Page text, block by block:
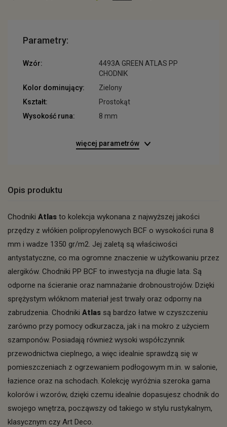
Parametry:
Wzór:
4493A GREEN ATLAS PP
CHODNIK
Kolor dominujący:
Zielony
Kształt:
Prostokąt
Wysokość runa:
8 mm
więcej parametrów
Opis produktu
Chodniki Atlas to kolekcja wykonana z najwyższej jakości
przędzy z włókien polipropylenowych BCF o wysokości runa 8
mm i wadze 1350 gr/m2. Jej zaletą są właściwości
antystatyczne, co ma ogromne znaczenie w użytkowaniu przez
alergików. Chodniki PP BCF to inwestycja na długie lata. Są
odporne na ścieranie oraz namnażanie drobnoustrojów. Dzięki
sprężystym włóknom materiał jest trwały oraz odporny na
zabrudzenia. Chodniki Atlas są bardzo łatwe w czyszczeniu
zarówno przy pomocy odkurzacza, jak i na mokro z użyciem
szamponów. Posiadają również wysoki współczynnik
przewodnictwa cieplnego, a więc idealnie sprawdzą się w
pomieszczeniach z ogrzewaniem podłogowym m.in. w salonie,
łazience oraz na schodach. Kolekcję wyróżnia szeroka gama
kolorów i wzorów, dzięki czemu idealnie dopasujesz chodnik do
swojego wnętrza, począwszy od takiego w stylu rustykalnym,
klasycznym czy Art Deco.